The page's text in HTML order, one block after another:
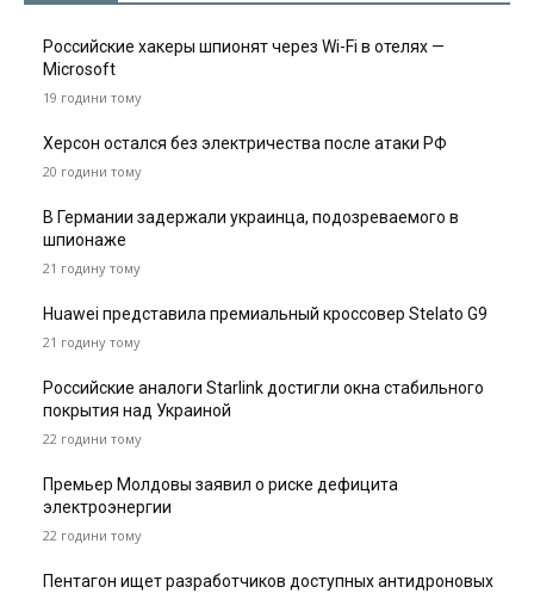
Российские хакеры шпионят через Wi-Fi в отелях —
Microsoft
19 години тому
Херсон остался без электричества после атаки РФ
20 години тому
В Германии задержали украинца, подозреваемого в
шпионаже
21 годину тому
Huawei представила премиальный кроссовер Stelato G9
21 годину тому
Российские аналоги Starlink достигли окна стабильного
покрытия над Украиной
22 години тому
Премьер Молдовы заявил о риске дефицита
электроэнергии
22 години тому
Пентагон ищет разработчиков доступных антидроновых